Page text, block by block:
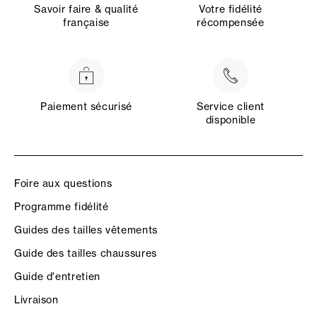
Savoir faire & qualité
française
Votre fidélité
récompensée
Paiement sécurisé
Service client
disponible
Foire aux questions
Programme fidélité
Guides des tailles vêtements
Guide des tailles chaussures
Guide d'entretien
Livraison